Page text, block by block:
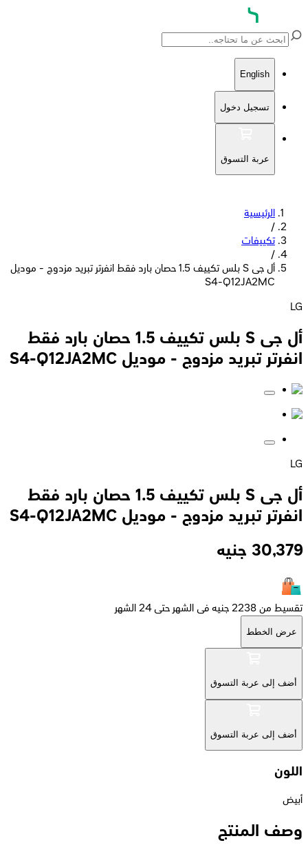
English
تسجيل دخول
عربة التسوق
الرئيسية
/
تكييفات
/
أل جى S بلس تكييف 1.5 حصان بارد فقط انفرتر تبريد مزدوج - موديل
S4-Q12JA2MC
LG
أل جى S بلس تكييف 1.5 حصان بارد فقط
انفرتر تبريد مزدوج - موديل S4-Q12JA2MC
LG
أل جى S بلس تكييف 1.5 حصان بارد فقط
انفرتر تبريد مزدوج - موديل S4-Q12JA2MC
30,379 جنيه
تقسيط من 2238 جنيه فى الشهر حتى 24 الشهر
عرض الخطط
أضف إلى عربة التسوق
أضف إلى عربة التسوق
اللون
أبيض
وصف المنتج